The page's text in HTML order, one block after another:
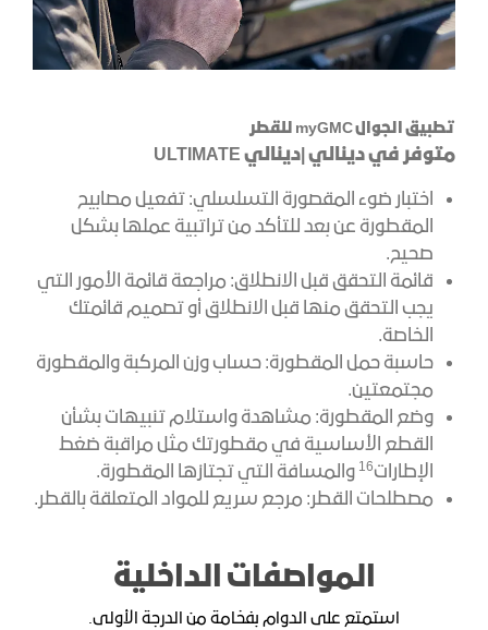
تطبيق الجوالmyGMC للقطر
متوفر فيدينالي |ديناليULTIMATE
اختبار ضوء المقصورة التسلسلي: تفعيل مصابيح
المقطورة عن بعد للتأكد من تراتبية عملها بشكل
صحيح.
قائمة التحقق قبل الانطلاق: مراجعة قائمة الأمور التي
يجب التحقق منها قبل الانطلاق أو تصميم قائمتك
الخاصة.
حاسبة حمل المقطورة: حساب وزن المركبة والمقطورة
مجتمعتين.
وضع المقطورة: مشاهدة واستلام تنبيهات بشأن
القطع الأساسية في مقطورتك مثل مراقبة ضغط
الإطارات16 والمسافة التي تجتازها المقطورة.
مصطلحات القطر: مرجع سريع للمواد المتعلقة بالقطر.
المواصفات الداخلية
استمتع على الدوام بفخامة من الدرجة الأولى.